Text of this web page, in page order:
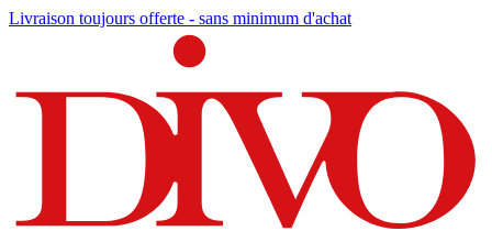
Livraison toujours offerte - sans minimum d'achat